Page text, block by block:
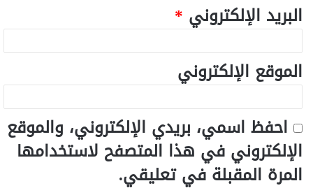
البريد الإلكتروني *
الموقع الإلكتروني
احفظ اسمي، بريدي الإلكتروني، والموقع
الإلكتروني في هذا المتصفح لاستخدامها
المرة المقبلة في تعليقي.